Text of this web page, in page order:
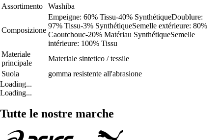
Assortimento
Washiba
Composizione
Empeigne: 60% Tissu-40% SynthétiqueDoublure:
97% Tissu-3% SynthétiqueSemelle extérieure: 80%
Caoutchouc-20% Matériau SynthétiqueSemelle
intérieure: 100% Tissu
Materiale
principale
Materiale sintetico / tessile
Suola
gomma resistente all'abrasione
Loading...
Loading...
Tutte le nostre marche